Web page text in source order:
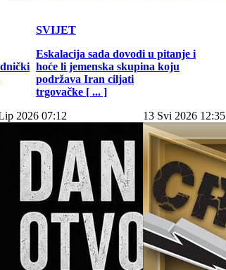
SVIJET
Eskalacija sada dovodi u pitanje i
hoće li jemenska skupina koju
podržava Iran ciljati
trgovačke [ ... ]
2026 07:12 13 Svi 2026 12:35